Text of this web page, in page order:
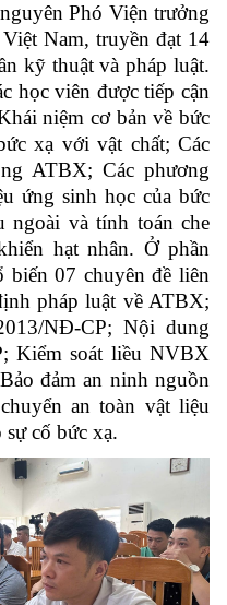
Phó Viện trưởng
Nam, truyền đạt 14
kỹ thuật và pháp luật.
học viên được tiếp cận
niệm cơ bản về bức
xạ với vật chất; Các
ATBX; Các phương
ứng sinh học của bức
ngoài và tính toán che
hạt nhân. Ở phần
biến 07 chuyên đề liên
pháp luật về ATBX;
NĐ-CP; Nội dung
Kiểm soát liều NVBX
đảm an ninh nguồn
an toàn vật liệu
cố bức xạ.